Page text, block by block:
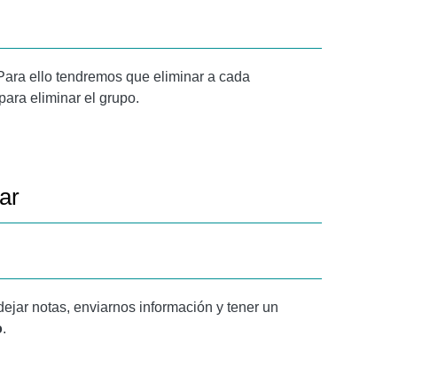
ello tendremos que eliminar a cada
eliminar el grupo.
notas, enviarnos información y tener un
.